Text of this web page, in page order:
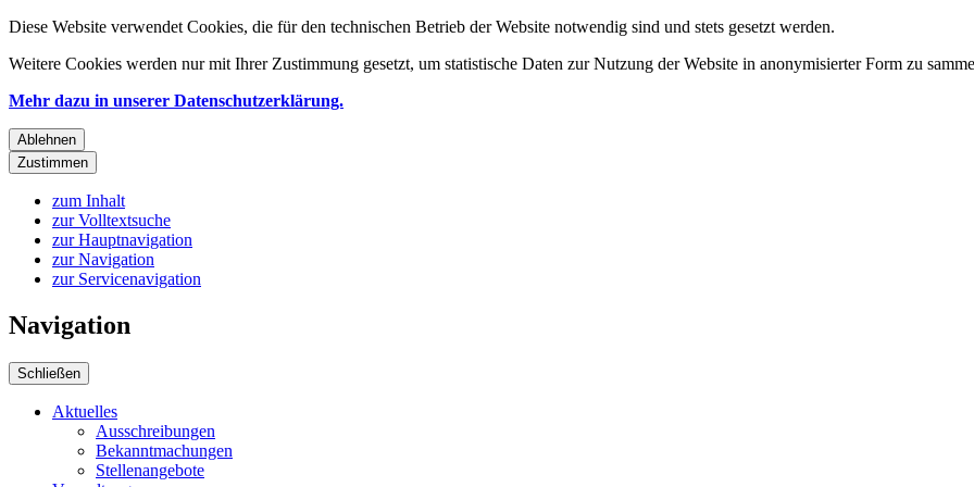
Diese Website verwendet Cookies, die für den technischen Betrieb der Website notwendig sind und stets gesetzt werden.
Weitere Cookies werden nur mit Ihrer Zustimmung gesetzt, um statistische Daten zur Nutzung der Website in anonymisierter Form zu
Mehr dazu in unserer Datenschutzerklärung.
Ablehnen
Zustimmen
zum Inhalt
zur Volltextsuche
zur Hauptnavigation
zur Navigation
zur Servicenavigation
Navigation
Schließen
Aktuelles
Ausschreibungen
Bekanntmachungen
Stellenangebote